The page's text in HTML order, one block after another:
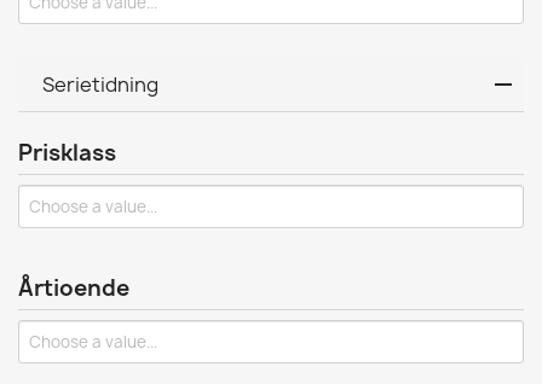
Serietidning
Prisklass
Årtioende